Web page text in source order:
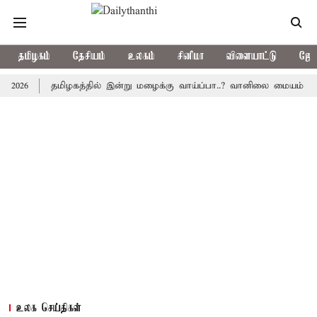
தமிழகம் தேசியம் உலகம் சினிமா விளையாட்டு
தமிழகத்தில் இன்று மழைக்கு வாய்ப்பா..? வானிலை மையம் அப்டேட்
உலக செய்திகள்